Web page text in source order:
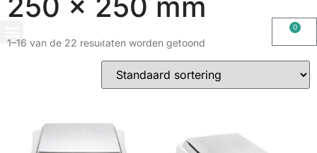
0
1–16 van de 22 resultaten worden getoond